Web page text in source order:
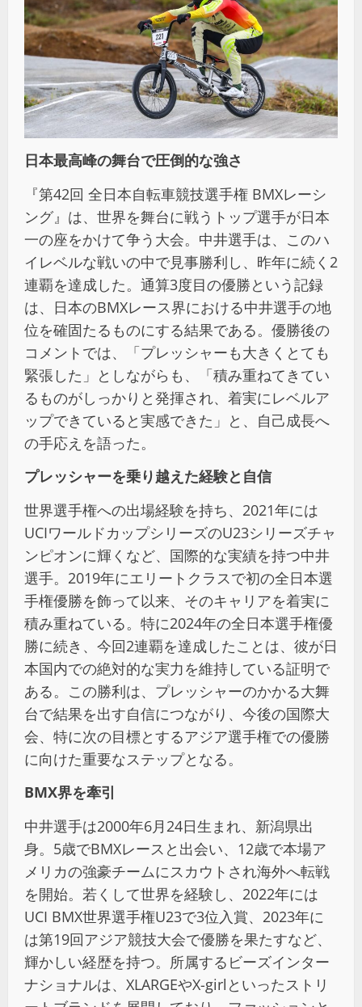
日本最高峰の舞台で圧倒的な強さ
『第42回 全日本自転車競技選手権 BMXレーシ
ング』は、世界を舞台に戦うトップ選手が日本
一の座をかけて争う大会。中井選手は、このハ
イレベルな戦いの中で見事勝利し、昨年に続く2
連覇を達成した。通算3度目の優勝という記録
は、日本のBMXレース界における中井選手の地
位を確固たるものにする結果である。優勝後の
コメントでは、「プレッシャーも大きくとても
緊張した」としながらも、「積み重ねてきてい
るものがしっかりと発揮され、着実にレベルア
ップできていると実感できた」と、自己成長へ
の手応えを語った。
プレッシャーを乗り越えた経験と自信
世界選手権への出場経験を持ち、2021年には
UCIワールドカップシリーズのU23シリーズチャ
ンピオンに輝くなど、国際的な実績を持つ中井
選手。2019年にエリートクラスで初の全日本選
手権優勝を飾って以来、そのキャリアを着実に
積み重ねている。特に2024年の全日本選手権優
勝に続き、今回2連覇を達成したことは、彼が日
本国内での絶対的な実力を維持している証明で
ある。この勝利は、プレッシャーのかかる大舞
台で結果を出す自信につながり、今後の国際大
会、特に次の目標とするアジア選手権での優勝
に向けた重要なステップとなる。
BMX界を牽引
中井選手は2000年6月24日生まれ、新潟県出
身。5歳でBMXレースと出会い、12歳で本場ア
メリカの強豪チームにスカウトされ海外へ転戦
を開始。若くして世界を経験し、2022年には
UCI BMX世界選手権U23で3位入賞、2023年に
は第19回アジア競技大会で優勝を果たすなど、
輝かしい経歴を持つ。所属するビーズインター
ナショナルは、XLARGEやX-girlといったストリ